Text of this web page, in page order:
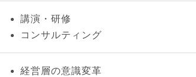
講演・研修
コンサルティング
経営層の意識変革